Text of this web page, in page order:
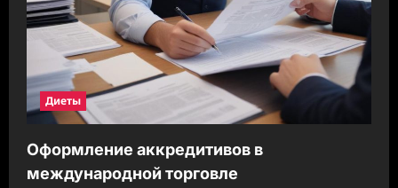
Диеты
Оформление аккредитивов в
международной торговле